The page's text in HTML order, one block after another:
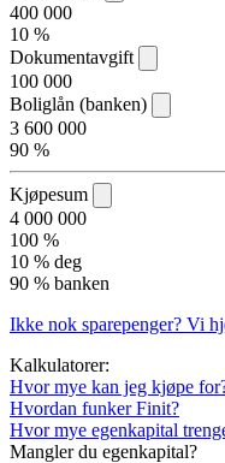
400 000
10 %
Dokumentavgift
100 000
Boliglån (banken)
3 600 000
90 %
Kjøpesum
4 000 000
100 %
10 % deg
90 % banken
Ikke nok sparepenger? Vi
Kalkulatorer:
Hvor mye kan jeg kjøpe
Hvordan funker Finit?
Hvor mye egenkapital
Mangler du egenkapital?